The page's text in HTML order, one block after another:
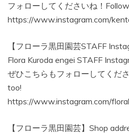
フォローしてくださいね！
https://www.instagram.com/
【フローラ黒田園芸STAFF
Flora Kuroda engei STAFF
ぜひこちらもフォローしてくだ
too!
https://www.instagram.com/
【フローラ黒田園芸】Shop